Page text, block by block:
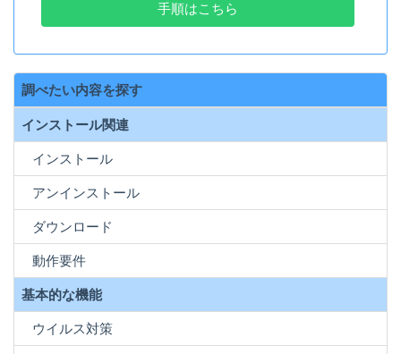
手順はこちら
調べたい内容を探す
インストール関連
インストール
アンインストール
ダウンロード
動作要件
基本的な機能
ウイルス対策